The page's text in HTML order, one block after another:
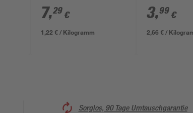
7,29 €
1,22 € / Kilogramm
3,99 €
2,66 € /
Sorglos, 90 Tage Umtauschgarantie